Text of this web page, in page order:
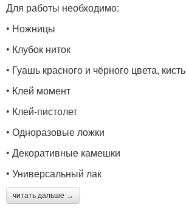
Для работы необходимо:
• Ножницы
• Клубок ниток
• Гуашь красного и чёрного цвета, кисть
• Клей момент
• Клей-пистолет
• Одноразовые ложки
• Декоративные камешки
• Универсальный лак
читать дальше →